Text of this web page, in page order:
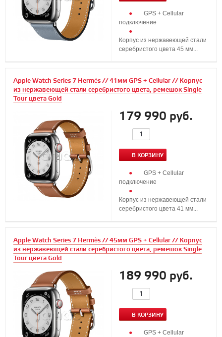
GPS + Cellular
подключение
Корпус из нержавеющей стали
серебристого цвета 45 мм...
Apple Watch Series 7 Hermès // 41мм GPS + Cellular // Корпус
из нержавеющей стали серебристого цвета, ремешок Single
Tour цвета Gold
179 990 руб.
В КОРЗИНУ
GPS + Cellular
подключение
Корпус из нержавеющей стали
серебристого цвета 41 мм...
Apple Watch Series 7 Hermès // 45мм GPS + Cellular // Корпус
из нержавеющей стали серебристого цвета, ремешок Single
Tour цвета Gold
189 990 руб.
В КОРЗИНУ
GPS + Cellular